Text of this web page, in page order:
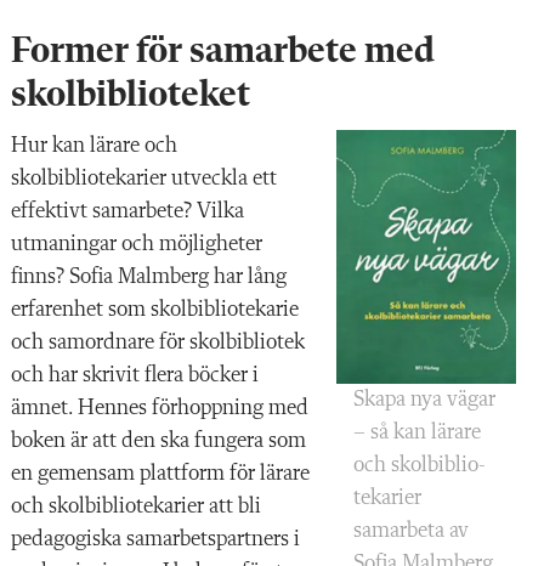
Former för samarbete med
skolbiblioteket
Skapa nya vägar
– så kan lärare
och skolbiblio­
tekarier
samarbeta av
Hur kan lärare och
skolbibliotekarier utveckla ett
effektivt samarbete? Vilka
utmaningar och möjligheter
finns? Sofia Malmberg har lång
erfarenhet som skolbibliotekarie
och samordnare för skolbibliotek
och har skrivit flera böcker i
ämnet. Hennes förhoppning med
boken är att den ska fungera som
en gemensam plattform för lärare
och skolbibliotekarier att bli
pedagogiska samarbetspartners i